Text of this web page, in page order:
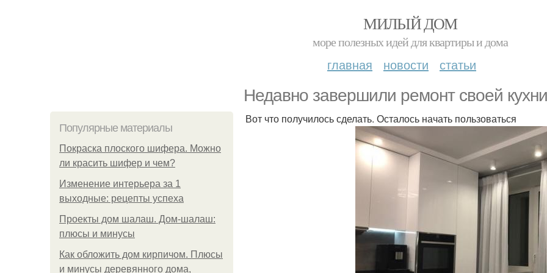
МИЛЫЙ ДОМ
море полезных идей для квартиры и дома
главная новости статьи
Недавно завершили ремонт своей
Популярные материалы
Покраска плоского шифера. Можно
ли красить шифер и чем?
Изменение интерьера за 1
выходные: рецепты успеха
Проекты дом шалаш. Дом-шалаш:
плюсы и минусы
Как обложить дом кирпичом. Плюсы
и минусы деревянного дома,
Вот что получилось сделать. Осталось начать пользоваться